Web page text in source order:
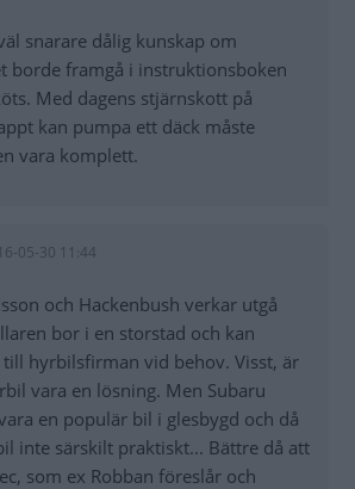
snarare dålig kunskap om
borde framgå i instruktionsboken
Med dagens stjärnskott på
kan pumpa ett däck måste
vara komplett.
05-30 11:44
och Hackenbush verkar utgå
bor i en storstad och kan
hyrbilsfirman vid behov. Visst, är
vara en lösning. Men Subaru
en populär bil i glesbygd och då
inte särskilt praktiskt... Bättre då att
som ex Robban föreslår och